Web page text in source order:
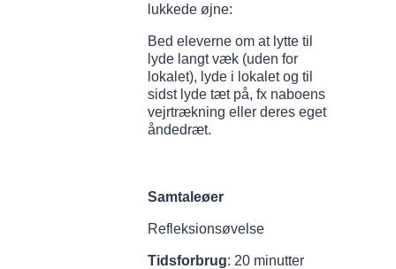
lukkede øjne:
Bed eleverne om at lytte til
lyde langt væk (uden for
lokalet), lyde i lokalet og til
sidst lyde tæt på, fx naboens
vejrtrækning eller deres eget
åndedræt.
Samtaleøer
Refleksionsøvelse
Tidsforbrug: 20 minutter